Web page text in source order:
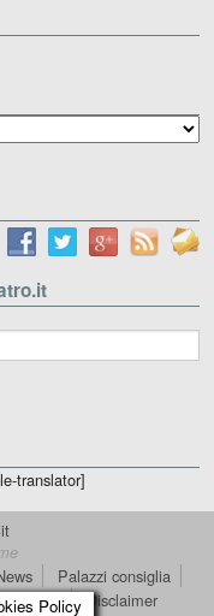
translator]
Palazzi consiglia
English Disclaimer
Policy